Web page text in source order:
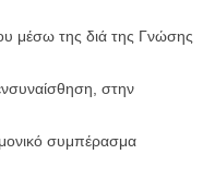
μέσω της διά της Γνώσης
στην
συμπέρασμα